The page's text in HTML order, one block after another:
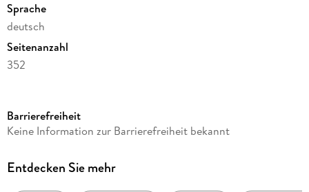
Sprache
deutsch
Seitenanzahl
352
Autor/Autorin
Übersetzung
Barrierefreiheit
Keine Information zur Barrierefreiheit bekannt
Entdecken Sie mehr